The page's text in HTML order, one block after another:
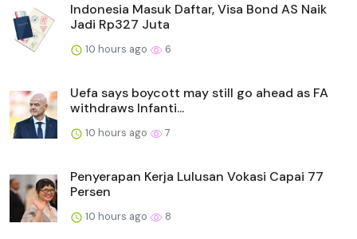
Indonesia Masuk Daftar, Visa Bond AS Naik
Jadi Rp327 Juta
10 hours ago 6
Uefa says boycott may still go ahead as FA
withdraws Infanti...
10 hours ago 7
Penyerapan Kerja Lulusan Vokasi Capai 77
Persen
10 hours ago 8